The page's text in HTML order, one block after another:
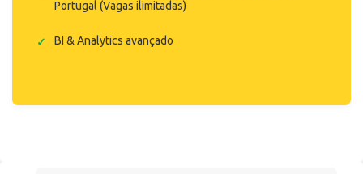
Portugal (Vagas ilimitadas)
BI & Analytics avançado